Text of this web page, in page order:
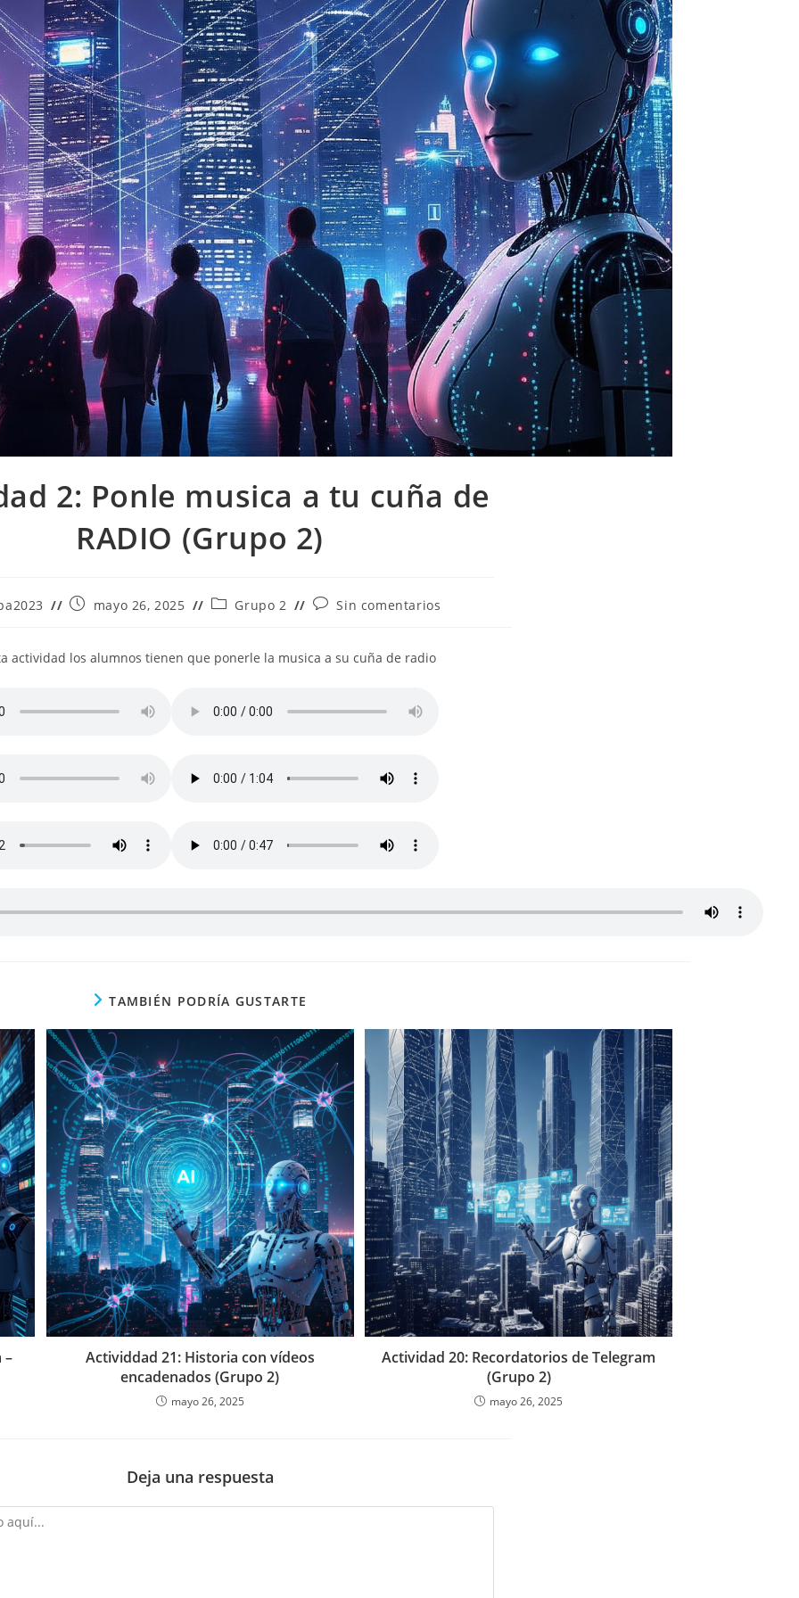
2: Ponle musica a tu cuña de
RADIO (Grupo 2)
Publicación
entrada:
mayo 26, 2025
Categoría
entrada:
Grupo 2
Comentarios
entrada:
Sin comentarios
actividad los alumnos tienen que ponerle la musica a su cuña de radio
TAMBIÉN PODRÍA GUSTARTE
–
Actividdad 21: Historia con vídeos
encadenados (Grupo 2)
mayo 26, 2025
Actividad 20: Recordatorios de Telegram
(Grupo 2)
mayo 26, 2025
Deja una respuesta